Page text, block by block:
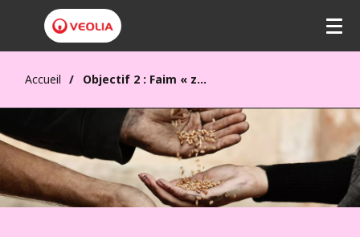
Accueil Objectif 2 : Faim « zéro »